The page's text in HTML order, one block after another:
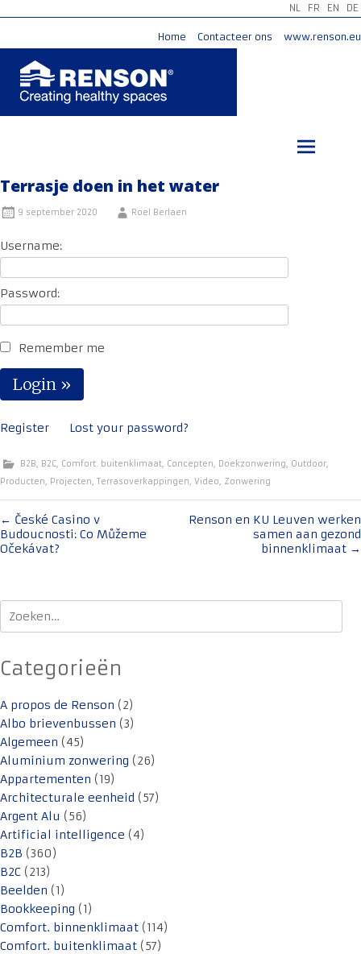
NL FR EN DE
Home Contacteer ons www.renson.eu
Terrasje doen in het water
9 september 2020 Roel Berlaen
Username:
Password:
Remember me
Register Lost your password?
B2B, B2C, Comfort. buitenklimaat, Concepten, Doekzonwering, Outdoor,
Producten, Projecten, Terrasoverkappingen, Video, Zonwering
Bericht
navigatie
← České Casino v
Budoucnosti: Co Můžeme
Očekávat?
Renson en KU Leuven werken
samen aan gezond
binnenklimaat →
Zoeken
naar:
Categorieën
A propos de Renson (2)
Albo brievenbussen (3)
Algemeen (45)
Aluminium zonwering (26)
Appartementen (19)
Architecturale eenheid (57)
Argent Alu (56)
Artificial intelligence (4)
B2B (360)
B2C (213)
Beelden (1)
Bookkeeping (1)
Comfort. binnenklimaat (114)
Comfort. buitenklimaat (57)